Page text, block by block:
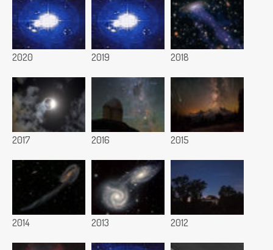
2020 2019 2018
2017 2016 2015
2014 2013 2012